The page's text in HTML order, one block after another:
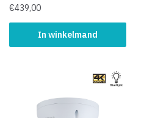
€439,00
In winkelmand